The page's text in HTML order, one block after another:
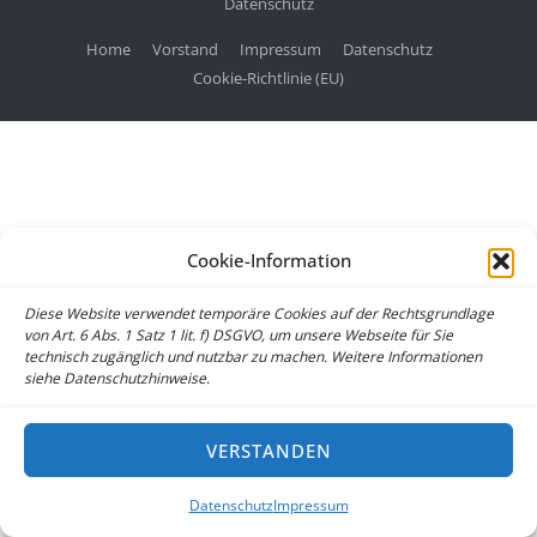
Cookie-Information
Diese Website verwendet temporäre Cookies auf der Rechtsgrundlage
von Art. 6 Abs. 1 Satz 1 lit. f) DSGVO, um unsere Webseite für Sie
technisch zugänglich und nutzbar zu machen. Weitere Informationen
siehe Datenschutzhinweise.
VERSTANDEN
DatenschutzImpressum
Home Vorstand Impressum
Datenschutz
Cookie-Richtlinie (EU)